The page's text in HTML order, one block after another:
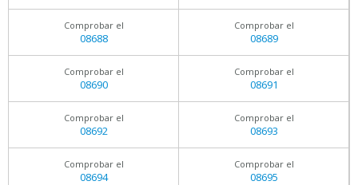
Comprobar el
08688
Comprobar el
08689
Comprobar el
08690
Comprobar el
08691
Comprobar el
08692
Comprobar el
08693
Comprobar el
08694
Comprobar el
08695